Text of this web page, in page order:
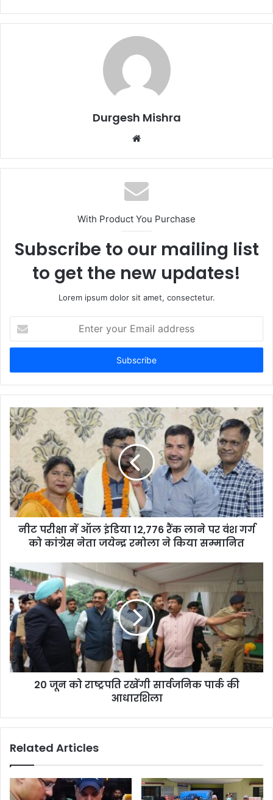
Durgesh Mishra
Website
With Product You Purchase
Subscribe to our mailing list
to get the new updates!
Lorem ipsum dolor sit amet, consectetur.
your
Email
नीट परीक्षा में ऑल इंडिया 12,776 रैंक लाने पर वंश गर्ग
को कांग्रेस नेता जयेन्द्र रमोला ने किया सम्मानित
20 जून को राष्ट्रपति रखेंगी सार्वजनिक पार्क की
आधारशिला
Related Articles